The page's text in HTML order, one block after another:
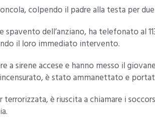
colpendo il padre alla testa per
spavento dell’anziano, ha telefonato al
il loro immediato intervento.
a sirene accese e hanno messo il
incensurato, è stato ammanettato e
terrorizzata, è riuscita a chiamare i